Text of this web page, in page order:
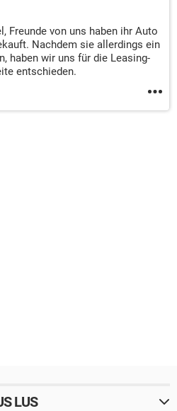
Freunde von uns haben ihr Auto
Nachdem sie allerdings ein
haben wir uns für die Leasing-
entschieden.
LUS